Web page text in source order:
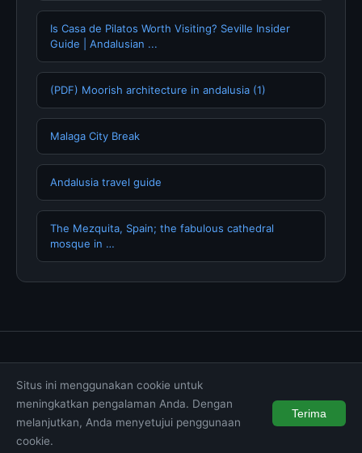
Is Casa de Pilatos Worth Visiting? Seville Insider
Guide | Andalusian ...
(PDF) Moorish architecture in andalusia (1)
Malaga City Break
Andalusia travel guide
The Mezquita, Spain; the fabulous cathedral
mosque in …
Syarat & Ketentuan
© 2026 muktibox.com. All rights reserved.
Situs ini menggunakan cookie untuk
meningkatkan pengalaman Anda. Dengan
melanjutkan, Anda menyetujui penggunaan
cookie.
Terima